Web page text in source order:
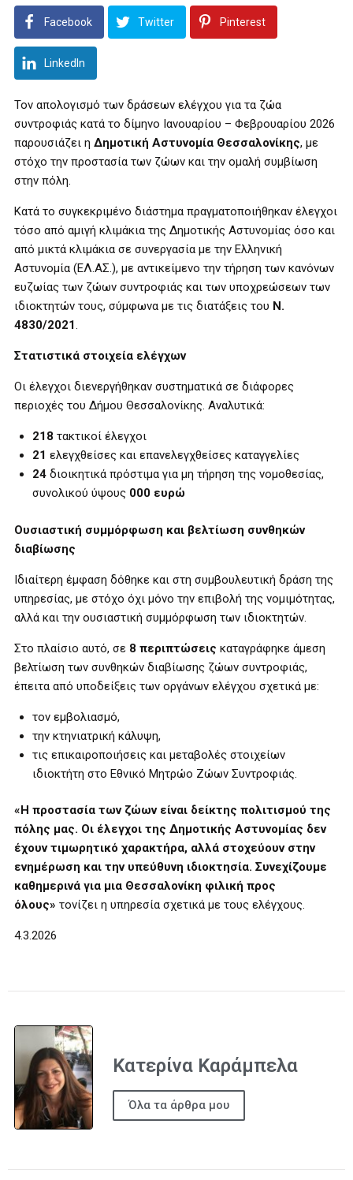
Facebook Twitter Pinterest
LinkedIn
Τον απολογισμό των δράσεων ελέγχου για τα ζώα
συντροφιάς κατά το δίμηνο Ιανουαρίου – Φεβρουαρίου 2026
παρουσιάζει η Δημοτική Αστυνομία Θεσσαλονίκης, με
στόχο την προστασία των ζώων και την ομαλή συμβίωση
στην πόλη.
Κατά το συγκεκριμένο διάστημα πραγματοποιήθηκαν έλεγχοι
τόσο από αμιγή κλιμάκια της Δημοτικής Αστυνομίας όσο και
από μικτά κλιμάκια σε συνεργασία με την Ελληνική
Αστυνομία (ΕΛ.ΑΣ.), με αντικείμενο την τήρηση των κανόνων
ευζωίας των ζώων συντροφιάς και των υποχρεώσεων των
ιδιοκτητών τους, σύμφωνα με τις διατάξεις του Ν.
4830/2021.
Στατιστικά στοιχεία ελέγχων
Οι έλεγχοι διενεργήθηκαν συστηματικά σε διάφορες
περιοχές του Δήμου Θεσσαλονίκης. Αναλυτικά:
218 τακτικοί έλεγχοι
21 ελεγχθείσες και επανελεγχθείσες καταγγελίες
24διοικητικά πρόστιμα για μη τήρηση της νομοθεσίας,
συνολικού ύψους 000 ευρώ
Ουσιαστική συμμόρφωση και βελτίωση συνθηκών
διαβίωσης
Ιδιαίτερη έμφαση δόθηκε και στη συμβουλευτική δράση της
υπηρεσίας, με στόχο όχι μόνο την επιβολή της νομιμότητας,
αλλά και την ουσιαστική συμμόρφωση των ιδιοκτητών.
Στο πλαίσιο αυτό, σε 8 περιπτώσεις καταγράφηκε άμεση
βελτίωση των συνθηκών διαβίωσης ζώων συντροφιάς,
έπειτα από υποδείξεις των οργάνων ελέγχου σχετικά με:
τον εμβολιασμό,
την κτηνιατρική κάλυψη,
τις επικαιροποιήσεις και μεταβολές στοιχείων
ιδιοκτήτη στο Εθνικό Μητρώο Ζώων Συντροφιάς.
«Η προστασία των ζώων είναι δείκτης πολιτισμού της
πόλης μας. Οι έλεγχοι της Δημοτικής Αστυνομίας δεν
έχουν τιμωρητικό χαρακτήρα, αλλά στοχεύουν στην
ενημέρωση και την υπεύθυνη ιδιοκτησία. Συνεχίζουμε
καθημερινά για μια Θεσσαλονίκη φιλική προς
όλους» τονίζει η υπηρεσία σχετικά με τους ελέγχους.
4.3.2026
Κατερίνα Καράμπελα
Όλα τα άρθρα μου